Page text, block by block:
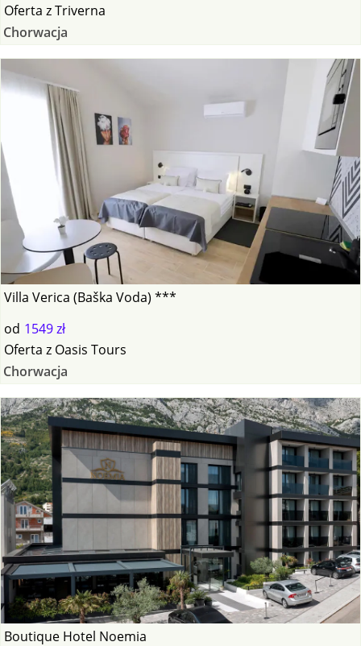
Oferta zTriverna
Chorwacja
Villa Verica (Baška Voda) ***
od 1549 zł
Oferta z Oasis Tours
Chorwacja
Boutique Hotel Noemia